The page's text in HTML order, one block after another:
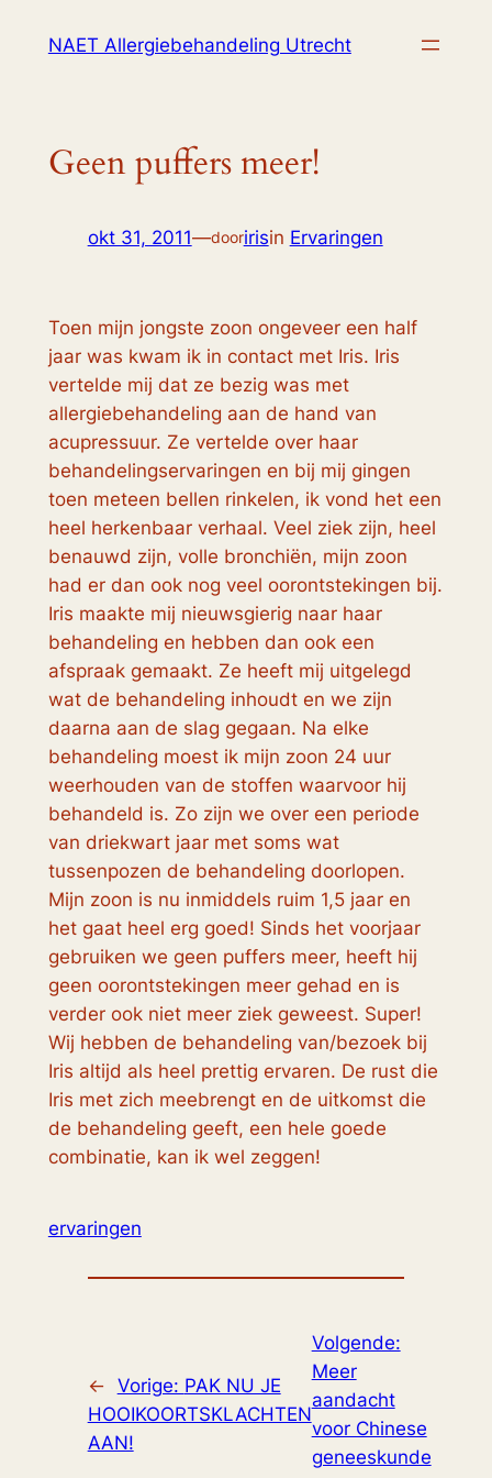
NAET Allergiebehandeling Utrecht
Geen puffers meer!
okt 31, 2011—dooririsin Ervaringen
Toen mijn jongste zoon ongeveer een half
jaar was kwam ik in contact met Iris. Iris
vertelde mij dat ze bezig was met
allergiebehandeling aan de hand van
acupressuur. Ze vertelde over haar
behandelingservaringen en bij mij gingen
toen meteen bellen rinkelen, ik vond het een
heel herkenbaar verhaal. Veel ziek zijn, heel
benauwd zijn, volle bronchiën, mijn zoon
had er dan ook nog veel oorontstekingen bij.
Iris maakte mij nieuwsgierig naar haar
behandeling en hebben dan ook een
afspraak gemaakt. Ze heeft mij uitgelegd
wat de behandeling inhoudt en we zijn
daarna aan de slag gegaan. Na elke
behandeling moest ik mijn zoon 24 uur
weerhouden van de stoffen waarvoor hij
behandeld is. Zo zijn we over een periode
van driekwart jaar met soms wat
tussenpozen de behandeling doorlopen.
Mijn zoon is nu inmiddels ruim 1,5 jaar en
het gaat heel erg goed! Sinds het voorjaar
gebruiken we geen puffers meer, heeft hij
geen oorontstekingen meer gehad en is
verder ook niet meer ziek geweest. Super!
Wij hebben de behandeling van/bezoek bij
Iris altijd als heel prettig ervaren. De rust die
Iris met zich meebrengt en de uitkomst die
de behandeling geeft, een hele goede
combinatie, kan ik wel zeggen!
ervaringen
← Vorige: PAK NU JE
HOOIKOORTSKLACHTEN
AAN!
Volgende:
Meer
aandacht
voor Chinese
geneeskunde